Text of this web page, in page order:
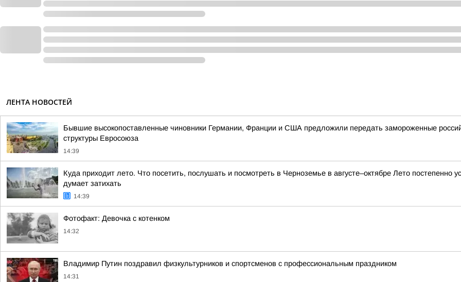
ЛЕНТА НОВОСТЕЙ
Бывшие высокопоставленные чиновники Германии, Франции и США предложили передать замороженные
структуры Евросоюза
14:39
Куда приходит лето. Что посетить, послушать и посмотреть в Черноземье в августе–октябре Лето постепенно
думает затихать
14:39
Фотофакт: Девочка с котенком
14:32
Владимир Путин поздравил физкультурников и спортсменов с профессиональным праздником
14:31